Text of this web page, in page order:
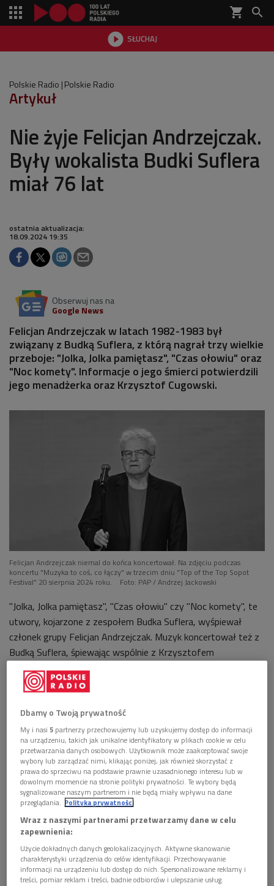
shopping_cart 
 SŁUCHAJ

Polskie Radio Polskie Radio
Artykuł
Nie żyje Felicjan Andrzejczak.
Były wokalista Budki Suflera
miał 76 lat
ostatnia aktualizacja:
18.09.2024 19:35
Obserwuj nas na
Google News
Felicjan Andrzejczak w latach 1982-1983 był
związany z Budką Suflera, z którą nagrał trzy wielkie
przeboje: "Jolka, Jolka pamiętasz", "Czas ołowiu" oraz
"Noc komety". Informacje o jego śmierci potwierdzili
jego menadżerka oraz Krzysztof Cugowski.
Felicjan Andrzejczak niemal do końca koncertował. Na zdjęciu podczas
koncertu "Muzyka to coś, co łączy" w trzecim dniu "Top of the Top Sopot
Festival" 20 sierpnia 2024 roku.
Foto: PAP / Andrzej Jackowski
"Jolka, Jolka pamiętasz", "Czas ołowiu" czy "Noc komety", te
utwory, kojarzone z zespołem Budka Suflera, wyśpiewał
członek grupy Felicjan Andrzejczak. Muzyk koncertował też z
Budką Suflera, śpiewając wspólnie z Krzysztofem
Cugowskim. Dziesięć lat temu gościł w studiu Polskiego
Radia, gdzie zapowiadał solowe projekty:
Dbamy o Twoją prywatność
My i nasi5 partnerzy przechowujemy lub uzyskujemy dostęp do informacji
na urządzeniu, takich jak unikalne identyfikatory w plikach cookie w celu
przetwarzania danych osobowych. Użytkownik może zaakceptować swoje
wybory lub zarządzać nimi, klikając poniżej, jak również skorzystać z
prawa do sprzeciwu na podstawie prawnie uzasadnionego interesu lub w
dowolnym momencie na stronie polityki prywatności. Te wybory będą
sygnalizowane naszym partnerom i nie będą miały wpływu na dane
przeglądania. Polityka prywatności
Wraz z naszymi partnerami przetwarzamy dane w celu
zapewnienia:
Użycie dokładnych danych geolokalizacyjnych. Aktywne skanowanie
charakterystyki urządzenia do celów identyfikacji. Przechowywanie
informacji na urządzeniu lub dostęp do nich. Spersonalizowane reklamy i
treści, pomiar reklam i treści, badnie odbiorców i ulepszanie usług.